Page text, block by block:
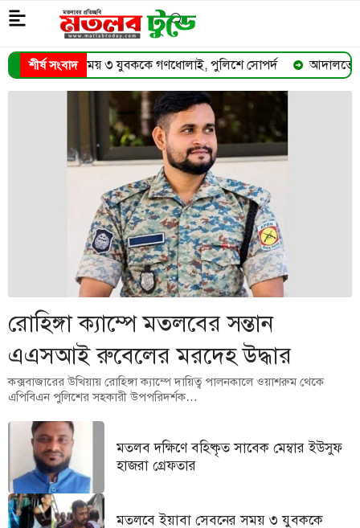
শীর্ষ সংবাদ
যুবককে গণধোলাই, পুলিশে সোপর্দ ➜ আদালতেই অসুস্থ হয়ে মারা
মতলব দক্ষিণে বহিষ্কৃত সাবেক মেম্বার ইউসুফ
হাজরা গ্রেফতার
মতলবে ইয়াবা সেবনের সময় ৩ যুবককে
রোহিঙ্গা ক্যাম্পে মতলবের সন্তান
এএসআই রুবেলের মরদেহ উদ্ধার
কক্সবাজারের উখিয়ায় রোহিঙ্গা ক্যাম্পে দায়িত্ব পালনকালে ওয়াশরুম থেকে
এপিবিএন পুলিশের সহকারী উপপরিদর্শক…